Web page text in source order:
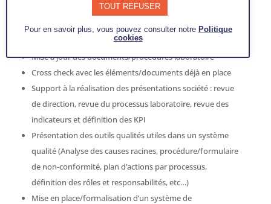
Mise à jour des processus
Mise à jour du flux laboratoire
Mise à jour des documents/procédures laboratoire
Cross check avec les éléments/documents déjà en place
Support à la réalisation des présentations société : revue
de direction, revue du processus laboratoire, revue des
indicateurs et définition des KPI
Présentation des outils qualités utiles dans un système
qualité (Analyse des causes racines, procédure/formulaire
de non-conformité, plan d’actions par processus,
définition des rôles et responsabilités, etc…)
Mise en place/formalisation d’un système de
TOUT REFUSER
Pour en savoir plus, vous pouvez consulter notre Politique
cookies